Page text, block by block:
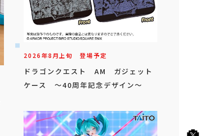
2026年8月上旬 登場予定
ドラゴンクエスト AM ガジェット
ケース ～40周年記念デザイン～